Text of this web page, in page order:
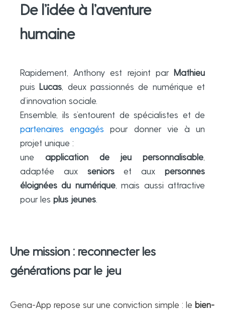
De l’idée à l’aventure
humaine
Rapidement, Anthony est rejoint par Mathieu
puisLucas , deux passionnés de numérique et
d’innovation sociale.
Ensemble, ils s’entourent de spécialistes et de
partenaires engagés pour donner vie à un
projet unique :
une application de jeu personnalisable
adaptée aux seniorset auxpersonnes
éloignées du numérique, mais aussi attractive
pour les plus jeunes
Une mission : reconnecter les
générations par le jeu
Gena-App repose sur une conviction simple : le bien-